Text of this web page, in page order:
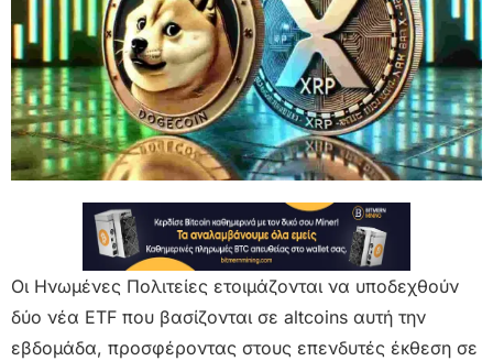
Οι Ηνωμένες Πολιτείες ετοιμάζονται να υποδεχθούν
δύο νέα ETF που βασίζονται σε altcoins αυτή την
εβδομάδα, προσφέροντας στους επενδυτές έκθεση σε